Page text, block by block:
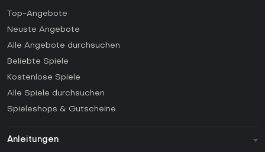
Top-Angebote
Neuste Angebote
Alle Angebote durchsuchen
Beliebte Spiele
Kostenlose Spiele
Alle Spiele durchsuchen
Spieleshops & Gutscheine
Anleitungen